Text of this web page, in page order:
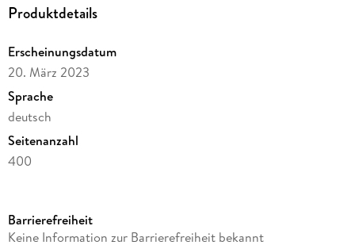
Produktdetails
Erscheinungsdatum
20. März 2023
Sprache
deutsch
Seitenanzahl
400
Reihe
Barrierefreiheit
Keine Information zur Barrierefreiheit bekannt